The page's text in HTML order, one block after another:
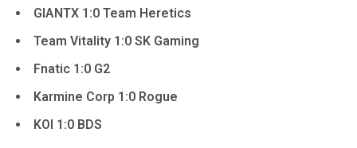
GIANTX 1:0 Team Heretics
Team Vitality 1:0 SK Gaming
Fnatic 1:0 G2
Karmine Corp 1:0 Rogue
KOI 1:0 BDS